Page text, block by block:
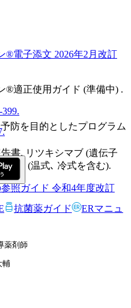
防を目的としたプログラム
抗菌薬ガイド
ERマニュ
®電子添文 2026年2月改訂
®適正使用ガイド (準備中) .
書. リツキシマブ (遺伝子
貧血 (温式､ 冷式を含む).
照ガイド 令和4年度改訂
薬剤師
輔